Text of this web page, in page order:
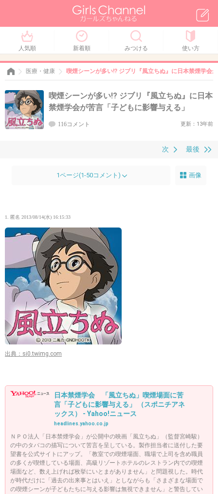
人気順 新着順 みつける 使い方
医療・健康 喫煙シーンが多い!? ジブリ『風立ちぬ』に日本禁煙学会
喫煙シーンが多い!? ジブリ『風立ちぬ』に日本
禁煙学会が苦言「子どもに影響与える」
116コメント 更新：13年前
最後
次
1ページ(1-50コメント) 画像
1. 匿名 2013/08/14(水) 16:15:33
出典：si0.twimg.com
日本禁煙学会 「風立ちぬ」喫煙場面に苦
言「子どもに影響与える」 （スポニチアネ
ックス） - Yahoo!ニュース
headlines.yahoo.co.jp
ＮＰＯ法人「日本禁煙学会」が公開中の映画「風立ちぬ」（監督宮崎駿）
の中のタバコの描写について苦言を呈している。製作担当者に送付した要
望書を公式サイトにアップ。「教室での喫煙場面、職場で上司を含め職員
の多くが喫煙している場面、高級リゾートホテルのレストラン内での喫煙
場面など、数え上げれば枚挙にいとまがありません」と問題視した。時代
が時代だけに「過去の出来事とはいえ」としながらも「さまざまな場面で
の喫煙シーンが子どもたちに与える影響は無視できません」と警告してい